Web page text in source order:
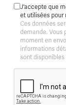
J'accepte que
et utilisées pour
Ces données
demande. Vous
moment en
informations
sont disponibles